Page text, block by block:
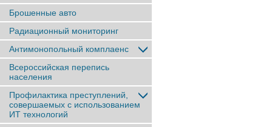
Брошенные авто
Радиационный мониторинг
Антимонопольный комплаенс
Всероссийская перепись
населения
Профилактика преступлений,
совершаемых с использованием
ИТ технологий